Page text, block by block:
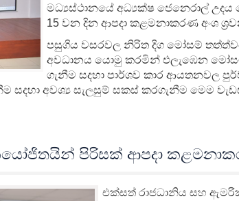
මධ්‍යස්ථානයේ අධ්‍යක්ෂ ජෙනෙරාල්
15 වන දින ආපදා කළමනාකරණ අංශ
පසුගිය වසරවල නිරිත දිග මෝසම්
අවධානය යොමු කරමින් එලැඹෙන
ගැනීම සදහා පාර්ශව කාර ආයතනවල
සදහා අවශ්‍ය සැලසුම් සකස් කරගැනීම මෙම
නියෝජිතයින් පිරිසක් ආපදා
එක්සත් රාජධානිය සහ